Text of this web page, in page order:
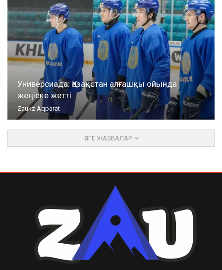
Универсиада: Қазақстан алғашқы ойында
жеңіске жетті
Zaukz Aqparat
ӨЗГЕ ЖАЗБАЛАР